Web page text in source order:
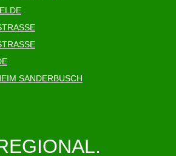
SANDERBUSCH